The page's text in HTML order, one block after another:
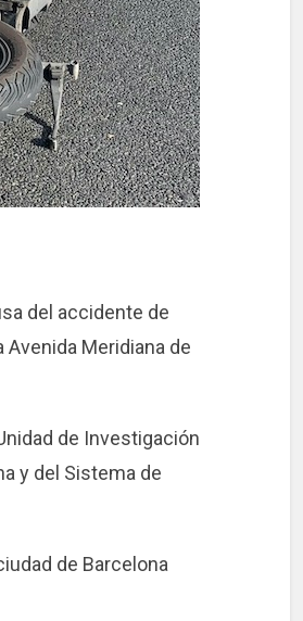
del accidente de
Meridiana de
de Investigación
y del Sistema de
de Barcelona